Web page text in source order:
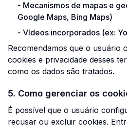
- Mecanismos de mapas e
Google Maps, Bing Maps)
- Vídeos incorporados (ex:
Recomendamos que o usuário
cookies e privacidade desses
como os dados são tratados.
5. Como gerenciar os
É possível que o usuário
recusar ou excluir cookies.